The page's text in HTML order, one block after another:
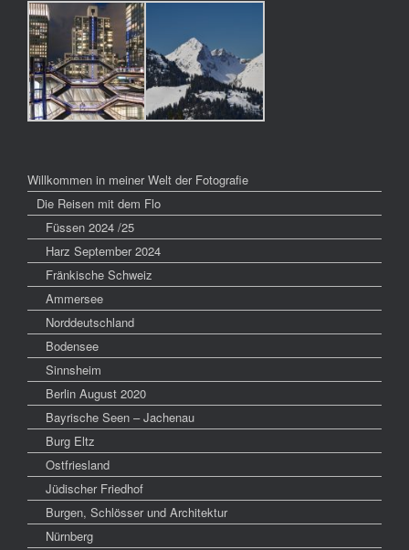
Willkommen in meiner Welt der Fotografie
Die Reisen mit dem Flo
Füssen 2024 /25
Harz September 2024
Fränkische Schweiz
Ammersee
Norddeutschland
Bodensee
Sinnsheim
Berlin August 2020
Bayrische Seen – Jachenau
Burg Eltz
Ostfriesland
Jüdischer Friedhof
Burgen, Schlösser und Architektur
Nürnberg